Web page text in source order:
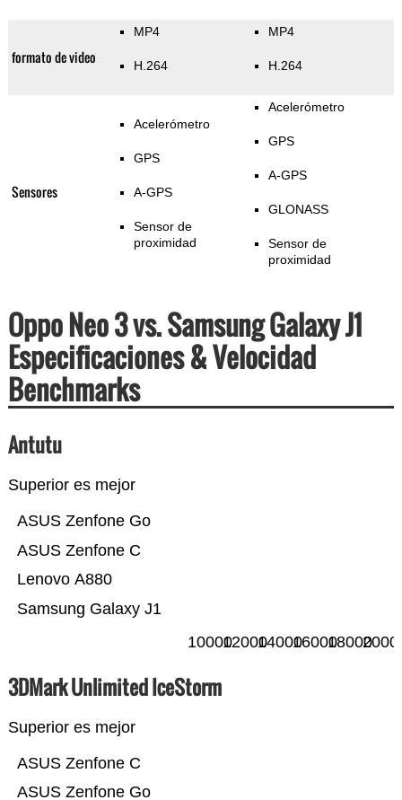
formato de video
MP4
H.264
MP4
H.264
Sensores
Acelerómetro
GPS
A-GPS
Sensor de
proximidad
Acelerómetro
GPS
A-GPS
GLONASS
Sensor de
proximidad
Oppo Neo 3 vs. Samsung Galaxy J1
Especificaciones & Velocidad
Benchmarks
Antutu
Superior es mejor
Samsung Galaxy J1
Lenovo A880
ASUS Zenfone C
ASUS Zenfone Go
1000012000140001600018000
3DMark Unlimited IceStorm
Superior es mejor
ASUS Zenfone Go
ASUS Zenfone C